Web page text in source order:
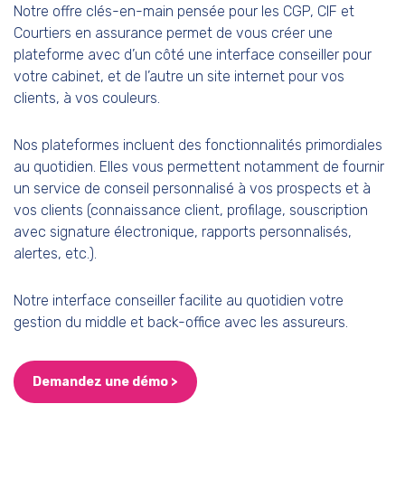
Notre offre clés-en-main pensée pour les CGP, CIF et
Courtiers en assurance permet de vous créer une
plateforme avec d’un côté une interface conseiller pour
votre cabinet, et de l’autre un site internet pour vos
clients, à vos couleurs.
Nos plateformes incluent des fonctionnalités primordiales
au quotidien. Elles vous permettent notamment de fournir
un service de conseil personnalisé à vos prospects et à
vos clients (connaissance client, profilage, souscription
avec signature électronique, rapports personnalisés,
alertes, etc.).
Notre interface conseiller facilite au quotidien votre
gestion du middle et back-office avec les assureurs.
Demandez une démo >